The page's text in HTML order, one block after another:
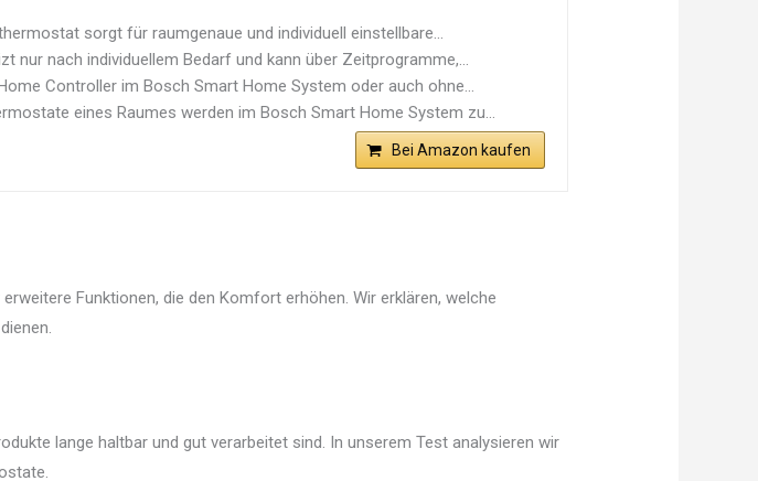
sorgt für raumgenaue und individuell einstellbare...
nur nach individuellem Bedarf und kann über Zeitprogramme,...
Controller im Bosch Smart Home System oder auch ohne...
eines Raumes werden im Bosch Smart Home System zu...
Bei Amazon kaufen
Funktionen, die den Komfort erhöhen. Wir erklären, welche
lange haltbar und gut verarbeitet sind. In unserem Test analysieren wir